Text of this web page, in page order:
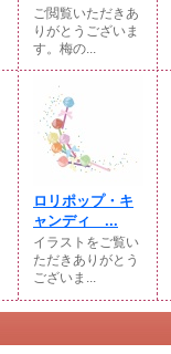
ご閲覧いただきあ
りがとうございま
す。梅の...
ロリポップ・キ
ャンディ ...
イラストをご覧い
ただきありがとう
ございま...